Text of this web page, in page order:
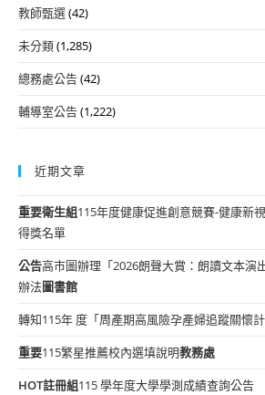
教師甄選(42)
未分類(1,285)
總務處公告(42)
輔導室公告(1,222)
近期文章
重要衛生組115年度健康促進創意競賽-健康新
得獎名單
公告高市圖辦理「2026朗聲大賞：朗讀文本演
辦法圖書館
轉知115年 度「周產期高風險孕產婦追蹤關懷計
重要115繁星推薦校內選填說明教務處
HOT註冊組115 學年度大學學測成績查詢公告